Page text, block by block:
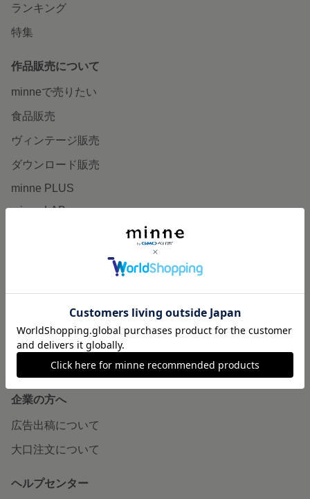
ランキング
特集
作品販売について
minneで売りたい
食品販売
ヴィンテージ販売
ダウンロード販売
minne PLUS
minne LAB
販売支援企画・イベント
minneとものづくりと
minne学習帖
ニュース
minneの本
企業の方へ
広告出稿について
大口注文について
ヘルプセンター